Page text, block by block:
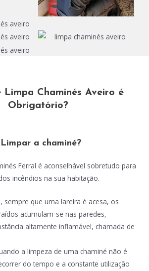
Limpa Chaminés Aveiro é
Obrigatório?
a chaminé?
Ferral é aconselhável sobretudo para
incêndios na sua habitação.
sempre que uma lareira é acesa, os
acumulam-se nas paredes,
altamente inflamável, chamada de
a limpeza de uma chaminé não é
do tempo e a constante utilização